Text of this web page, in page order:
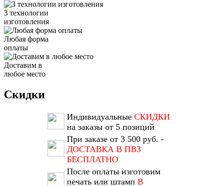
3 технологии
изготовления
Любая форма
оплаты
Доставим в
любое место
Скидки
Индивидуальные СКИДКИ
на заказы от 5 позиций
При заказе от 3 500 руб. -
ДОСТАВКА В ПВЗ
БЕСПЛАТНО
После оплаты изготовим
печать или штамп В